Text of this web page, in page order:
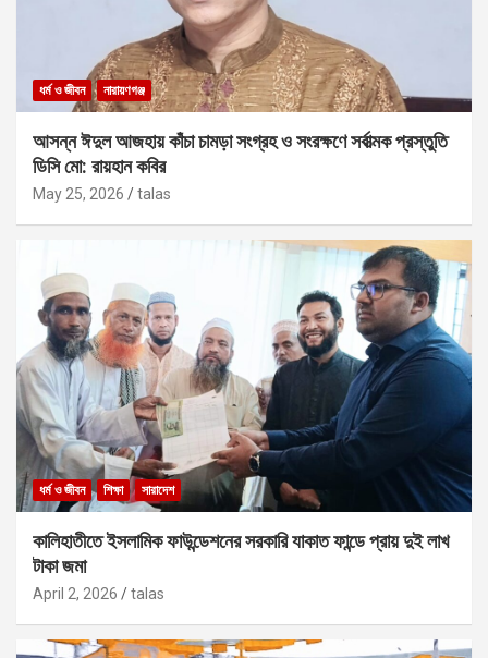
ধর্ম ও জীবন নারায়ণগঞ্জ
আসন্ন ঈদুল আজহায় কাঁচা চামড়া সংগ্রহ ও সংরক্ষণে সর্বাত্মক প্রস্তুতি
ডিসি মো: রায়হান কবির
May 25, 2026 talas
ধর্ম ও জীবন শিক্ষা সারাদেশ
কালিহাতীতে ইসলামিক ফাউন্ডেশনের সরকারি যাকাত ফান্ডে প্রায় দুই লাখ
টাকা জমা
April 2, 2026 talas